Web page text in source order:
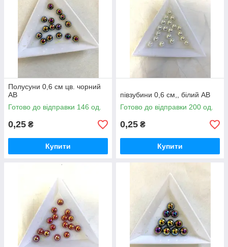
Полусуни 0,6 см цв. чорний
AB
Готово до відправки 146 од.
0,25 ₴
Купити
півзубини 0,6 см,, білий AB
Готово до відправки 200 од.
0,25 ₴
Купити